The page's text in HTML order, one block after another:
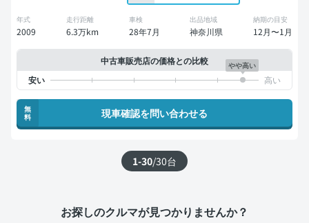
年式
2009
走行距離
6.3万km
車検
28年7月
出品地域
神奈川県
納期の目安
12月〜1月
中古車販売店の価格との比較 やや高い
無
料
現車確認を問い合わせる
1-30/30台
お探しのクルマが見つかりませんか？